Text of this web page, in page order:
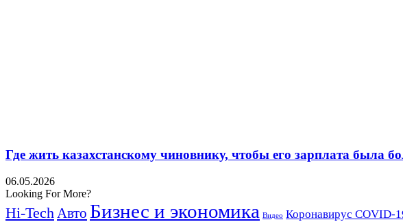
Где жить казахстанскому чиновнику, чтобы его зарплата была
06.05.2026
Looking For More?
Hi-Tech Авто Бизнес и экономика Видео Коронавирус COVID-